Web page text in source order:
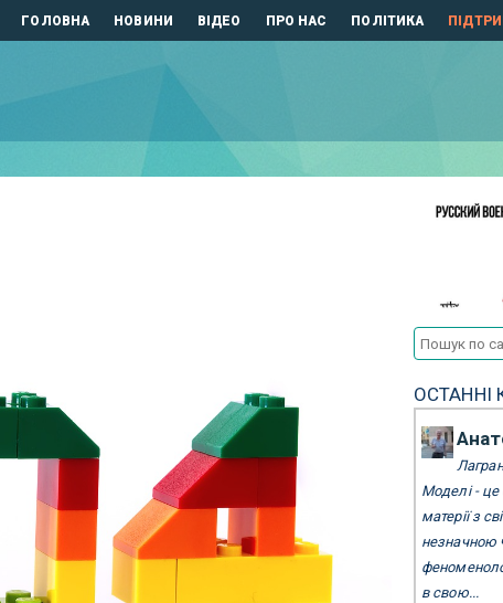
ГОЛОВНА НОВИНИ ВІДЕО ПРО НАС ПОЛІТИКА
ОСТАННІ
Моделі - це
матерії з
незначною
в свою...